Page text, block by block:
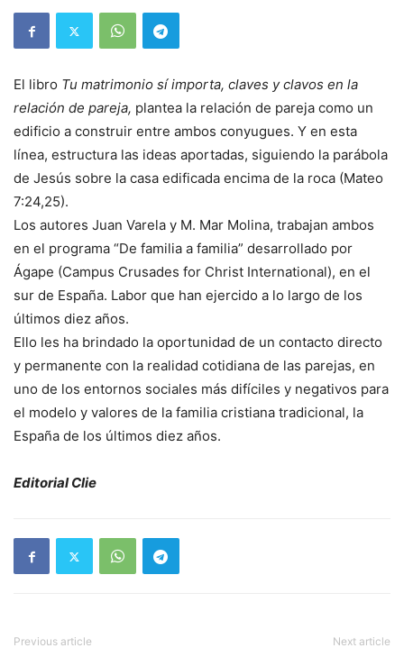
El libro Tu matrimonio sí importa, claves y clavos en la
relación de pareja, plantea la relación de pareja como un
edificio a construir entre ambos conyugues. Y en esta
línea, estructura las ideas aportadas, siguiendo la parábola
de Jesús sobre la casa edificada encima de la roca (Mateo
7:24,25).
Los autores Juan Varela y M. Mar Molina, trabajan ambos
en el programa “De familia a familia” desarrollado por
Ágape (Campus Crusades for Christ International), en el
sur de España. Labor que han ejercido a lo largo de los
últimos diez años.
Ello les ha brindado la oportunidad de un contacto directo
y permanente con la realidad cotidiana de las parejas, en
uno de los entornos sociales más difíciles y negativos para
el modelo y valores de la familia cristiana tradicional, la
España de los últimos diez años.
Editorial Clie
Previous article Next article